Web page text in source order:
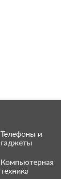
Телефоны и
гаджеты
Компьютерная
техника